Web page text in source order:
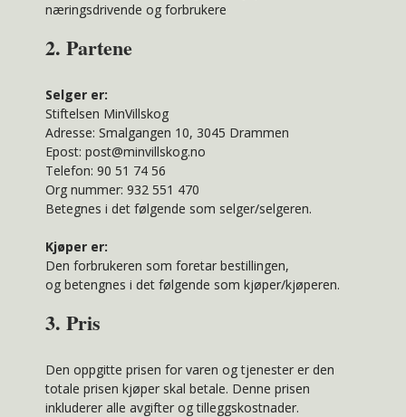
næringsdrivende og forbrukere
2. Partene
Selger er:
Stiftelsen MinVillskog
Adresse: Smalgangen 10, 3045 Drammen
Epost: post@minvillskog.no
Telefon: 90 51 74 56
Org nummer: 932 551 470
Betegnes i det følgende som selger/selgeren.
Kjøper er:
Den forbrukeren som foretar bestillingen,
og betengnes i det følgende som kjøper/kjøperen.
3. Pris
Den oppgitte prisen for varen og tjenester er den
totale prisen kjøper skal betale. Denne prisen
inkluderer alle avgifter og tilleggskostnader.